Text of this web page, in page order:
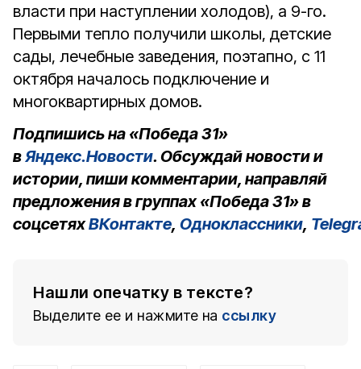
власти при наступлении холодов), а 9-го.
Первыми тепло получили школы, детские
сады, лечебные заведения, поэтапно, с 11
октября началось подключение и
многоквартирных домов.
Подпишись на «Победа 31»
вЯндекс.Новости. Обсуждай новости и
истории, пиши комментарии, направляй
предложения в группах «Победа 31» в
соцсетяхВКонтакте, Одноклассники,
Нашли опечатку в тексте?
Выделите ее и нажмите на ссылку